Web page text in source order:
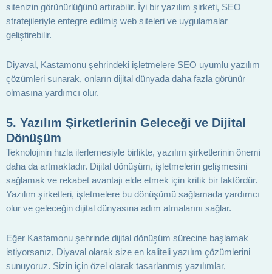
sitenizin görünürlüğünü artırabilir. İyi bir yazılım şirketi, SEO
stratejileriyle entegre edilmiş web siteleri ve uygulamalar
geliştirebilir.
Diyaval, Kastamonu şehrindeki işletmelere SEO uyumlu yazılım
çözümleri sunarak, onların dijital dünyada daha fazla görünür
olmasına yardımcı olur.
5. Yazılım Şirketlerinin Geleceği ve Dijital
Dönüşüm
Teknolojinin hızla ilerlemesiyle birlikte, yazılım şirketlerinin önemi
daha da artmaktadır. Dijital dönüşüm, işletmelerin gelişmesini
sağlamak ve rekabet avantajı elde etmek için kritik bir faktördür.
Yazılım şirketleri, işletmelere bu dönüşümü sağlamada yardımcı
olur ve geleceğin dijital dünyasına adım atmalarını sağlar.
Eğer Kastamonu şehrinde dijital dönüşüm sürecine başlamak
istiyorsanız, Diyaval olarak size en kaliteli yazılım çözümlerini
sunuyoruz. Sizin için özel olarak tasarlanmış yazılımlar,